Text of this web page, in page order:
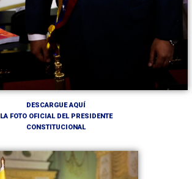
DESCARGUE AQUÍ
LA FOTO OFICIAL DEL PRESIDENTE
CONSTITUCIONAL